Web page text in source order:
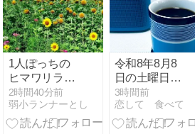
the Times I
Gritted My
Teeth.
1人ぽっちの
ヒマワリラン
＆ おうち居酒
屋♪
2時間40分前
弱小ランナーとし
令和8年8月8
日の土曜日の
ゲイの午前中
の楽園
3時間前